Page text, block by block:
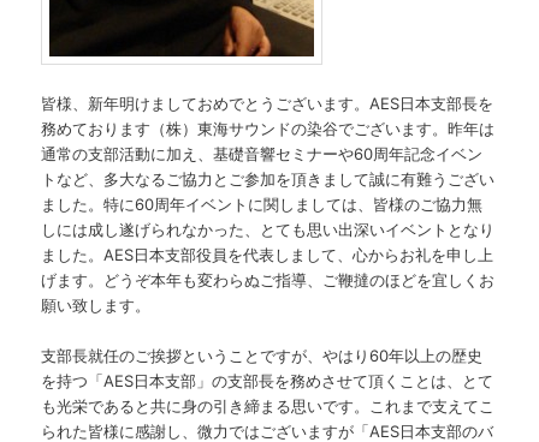
皆様、新年明けましておめでとうございます。AES日本支部長を
務めております（株）東海サウンドの染谷でございます。昨年は
通常の支部活動に加え、基礎音響セミナーや60周年記念イベン
トなど、多大なるご協力とご参加を頂きまして誠に有難うござい
ました。特に60周年イベントに関しましては、皆様のご協力無
しには成し遂げられなかった、とても思い出深いイベントとなり
ました。AES日本支部役員を代表しまして、心からお礼を申し上
げます。どうぞ本年も変わらぬご指導、ご鞭撻のほどを宜しくお
願い致します。
支部長就任のご挨拶ということですが、やはり60年以上の歴史
を持つ「AES日本支部」の支部長を務めさせて頂くことは、とて
も光栄であると共に身の引き締まる思いです。これまで支えてこ
られた皆様に感謝し、微力ではございますが「AES日本支部のバ